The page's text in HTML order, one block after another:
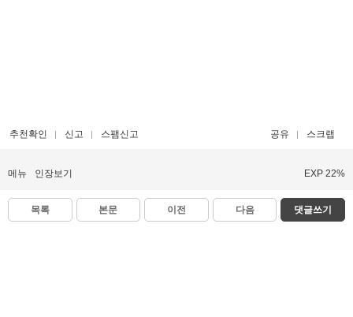
추천확인 신고 스팸신고 공유 스크랩
메뉴 인장보기 EXP 22%
목록 본문 이전 다음 댓글쓰기